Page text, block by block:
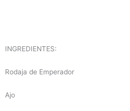
INGREDIENTES:
Rodaja de Emperador
Ajo